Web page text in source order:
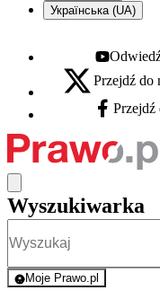
Українська (UA)
Youtube -
X - otwiera się w
Przejdź do
Facebook -
Przejdź
Wyszukiwarka
Moje Prawo.pl
- rejestracja i